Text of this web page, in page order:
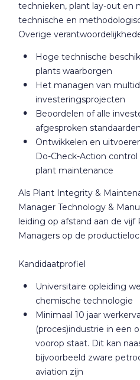
technieken, plant lay-out en
technische en
Overige
Hoge technische
plants waarborgen
Het managen van
investeringsprojecten
Beoordelen of alle
afgesproken standaarden
Ontwikkelen en
Do-Check-Action control
plant maintenance
Als Plant Integrity &
Manager Technology &
leiding op afstand aan de vijf
Managers op de
Kandidaatprofiel
Universitaire opleiding
chemische technologie
Minimaal 10 jaar
(proces)industrie in een
voorop staat. Dit kan
bijvoorbeeld zware
aviation zijn